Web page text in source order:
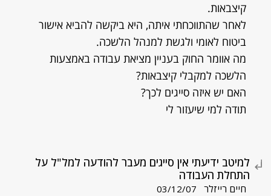
קיצבאות.
לאחר שהתווכחתי איתה, היא ביקשה להביא אישור
ביטוח לאומי ולגשת למנהל הלשכה.
מה אוומר החוק בעניין מציאת עבודה באמצעות
הלשכה למקבלי קיצבאות?
האם יש איזה סייגים לכך?
תודה למי שיעזור לי
למיטב ידיעתי אין סייגים מעבר להודעה למל"ל על
התחלת העבודה
חיים רייזלר 03/12/07